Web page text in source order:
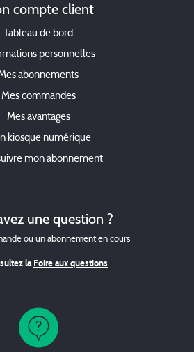
compte client
Tableau de bord
personnelles
abonnements
Mes commandes
Mes avantages
kiosque numérique
mon abonnement
une question ?
ou un abonnement en cours
laFoire aux questions